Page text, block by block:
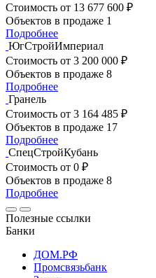
Стоимость от 13 677 600 ₽
Объектов в продаже 1
Подробнее
ЮгСтройИмпериал
Стоимость от 3 200 000 ₽
Объектов в продаже 8
Подробнее
Гранель
Стоимость от 3 164 485 ₽
Объектов в продаже 17
Подробнее
СпецСтройКубань
Стоимость от 0 ₽
Объектов в продаже 8
Подробнее
Полезные ссылки
Банки
ДОМ.РФ
Промсвязьбанк